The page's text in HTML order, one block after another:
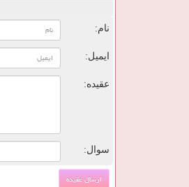
نام:
ایمیل:
عقیده:
سوال: